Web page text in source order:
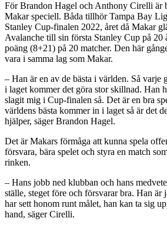
För Brandon Hagel och Anthony Cirelli är
Makar speciell. Båda tillhör Tampa Bay
Stanley Cup-finalen 2022, året då Makar
Avalanche till sin första Stanley Cup på 20
poäng (8+21) på 20 matcher. Den här
vara i samma lag som Makar.
– Han är en av de bästa i världen. Så varje
i laget kommer det göra stor skillnad. Han
slagit mig i Cup-finalen så. Det är en bra
världens bästa kommer in i laget så är det
hjälper, säger Brandon Hagel.
Det är Makars förmåga att kunna spela
försvara, bära spelet och styra en match
rinken.
– Hans jobb ned klubban och hans
ställe, steget före och försvarar bra. Han är
har sett honom runt målet, han kan ta sig
hand, säger Cirelli.